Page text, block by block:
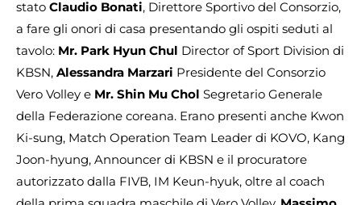
stato Claudio Bonati, Direttore Sportivo del Consorzio,
a fare gli onori di casa presentando gli ospiti seduti al
tavolo: Mr. Park Hyun Chul Director of Sport Division di
KBSN, Alessandra Marzari Presidente del Consorzio
Vero Volley e Mr. Shin Mu Chol Segretario Generale
della Federazione coreana. Erano presenti anche Kwon
Ki-sung, Match Operation Team Leader di KOVO, Kang
Joon-hyung, Announcer di KBSN e il procuratore
autorizzato dalla FIVB, IM Keun-hyuk, oltre al coach